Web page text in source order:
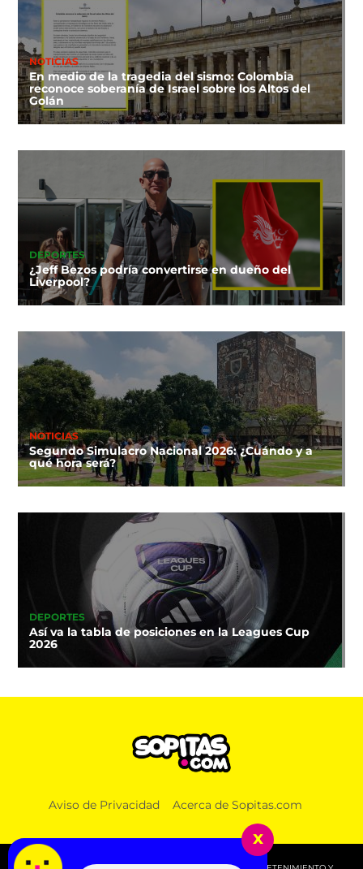
NOTICIAS
En medio de la tragedia del sismo: Colombia
reconoce soberanía de Israel sobre los Altos del
Golán
DEPORTES
¿Jeff Bezos podría convertirse en dueño del
Liverpool?
NOTICIAS
Segundo Simulacro Nacional 2026: ¿Cuándo y a
qué hora será?
DEPORTES
Así va la tabla de posiciones en la Leagues Cup
2026
Aviso de Privacidad Acerca de Sopitas.com
x